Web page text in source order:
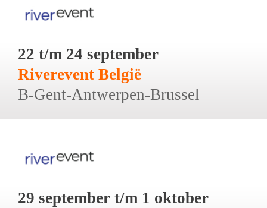
22 t/m 24 september
Riverevent België
B-Gent-Antwerpen-Brussel
29 september t/m 1 oktober